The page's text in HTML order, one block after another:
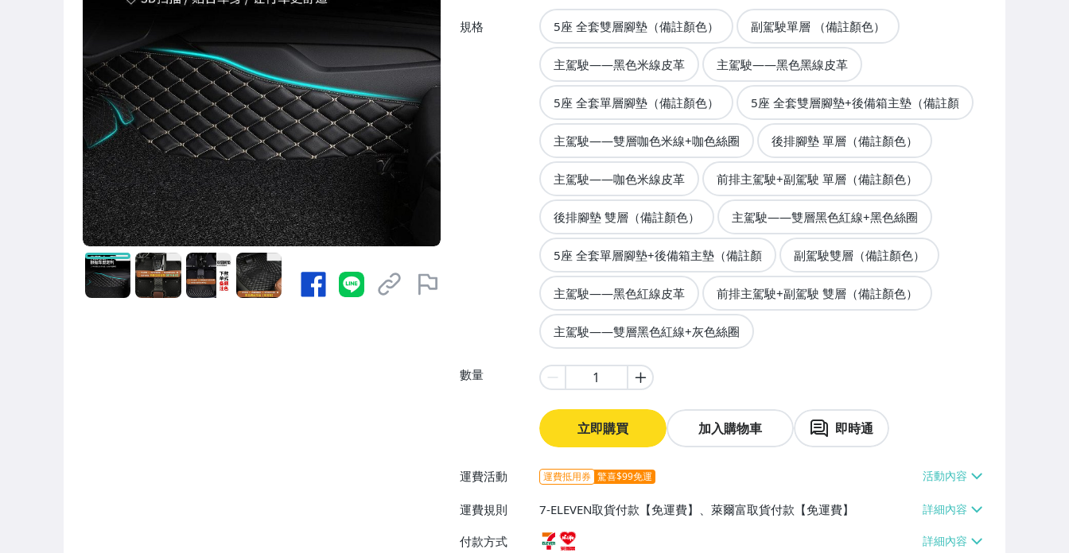
規格 5座 全套雙層腳墊（備註顏色） 副駕駛單層 （備註顏色）
主駕駛——黑色米線皮革 主駕駛——黑色黑線皮革
5座 全套單層腳墊（備註顏色） 5座 全套雙層腳墊+後備箱主墊（備註顏
主駕駛——雙層咖色米線+咖色絲圈 後排腳墊 單層（備註顏色）
主駕駛——咖色米線皮革 前排主駕駛+副駕駛 單層（備註顏色）
後排腳墊 雙層（備註顏色） 主駕駛——雙層黑色紅線+黑色絲圈
5座 全套單層腳墊+後備箱主墊（備註顏 副駕駛雙層（備註顏色）
主駕駛——黑色紅線皮革 前排主駕駛+副駕駛 雙層（備註顏色）
主駕駛——雙層黑色紅線+灰色絲圈
數量
立即購買 加入購物車 即時通
運費活動 運費抵用券 驚喜$99免運
運費規則
7-ELEVEN取貨付款【免運費】、萊爾富取貨付款【免運費】
付款方式
手機、配件與通訊
美容保養與彩妝
電腦、平板與周邊
相機、攝影與周邊
運動、戶外與休閒
嬰幼兒與孕婦
汽機車精品百貨
居家、家具與園藝
玩具、模型與公仔
男性精品與服飾